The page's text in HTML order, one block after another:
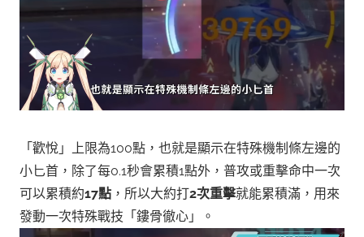
「歡悅」上限為100點，也就是顯示在特殊機制條左邊的
小匕首，除了每0.1秒會累積1點外，普攻或重擊命中一次
可以累積約17點 ，所以大約打2次重擊就能累積滿，用來
發動一次特殊戰技「鏤骨徹心」。